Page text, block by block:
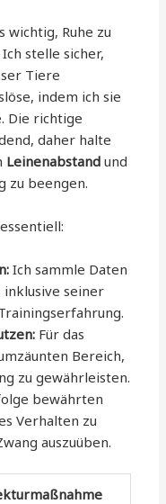
wichtig, Ruhe zu
stelle sicher,
Tiere
indem ich sie
Die richtige
daher halte
Leinenabstand und
zu beengen.
Ich sammle Daten
inklusive seiner
Für das
Bereich,
zu gewährleisten.
bewährten
Verhalten zu
auszuüben.